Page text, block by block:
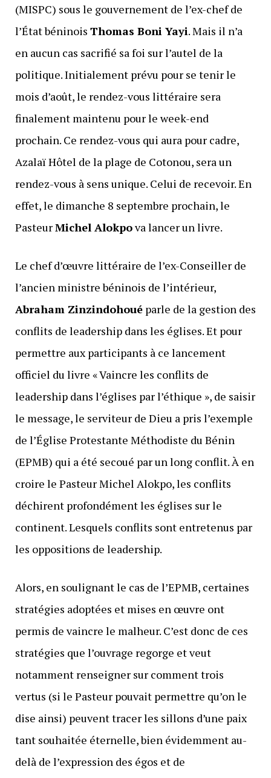
(MISPC) sous le gouvernement de l’ex-chef de
l’État béninois Thomas Boni Yayi. Mais il n’a
en aucun cas sacrifié sa foi sur l’autel de la
politique. Initialement prévu pour se tenir le
mois d’août, le rendez-vous littéraire sera
finalement maintenu pour le week-end
prochain. Ce rendez-vous qui aura pour cadre,
Azalaï Hôtel de la plage de Cotonou, sera un
rendez-vous à sens unique. Celui de recevoir. En
effet, le dimanche 8 septembre prochain, le
PasteurMichel Alokpova lancer un livre.
Le chef d’œuvre littéraire de l’ex-Conseiller de
l’ancien ministre béninois de l’intérieur,
Abraham Zinzindohouéparle de la gestion des
conflits de leadership dans les églises. Et pour
permettre aux participants à ce lancement
officiel du livre « Vaincre les conflits de
leadership dans l’églises par l’éthique », de saisir
le message, le serviteur de Dieu a pris l’exemple
de l’Église Protestante Méthodiste du Bénin
(EPMB) qui a été secoué par un long conflit. À en
croire le Pasteur Michel Alokpo, les conflits
déchirent profondément les églises sur le
continent. Lesquels conflits sont entretenus par
les oppositions de leadership.
Alors, en soulignant le cas de l’EPMB, certaines
stratégies adoptées et mises en œuvre ont
permis de vaincre le malheur. C’est donc de ces
stratégies que l’ouvrage regorge et veut
notamment renseigner sur comment trois
vertus (si le Pasteur pouvait permettre qu’on le
dise ainsi) peuvent tracer les sillons d’une paix
tant souhaitée éternelle, bien évidemment au-
delà de l’expression des égos et de